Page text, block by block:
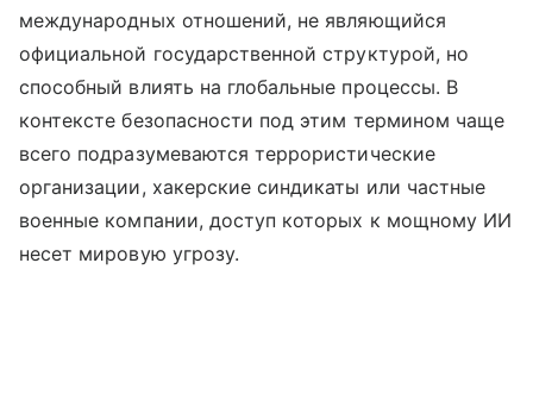
международных отношений, не являющийся
официальной государственной структурой, но
способный влиять на глобальные процессы. В
контексте безопасности под этим термином чаще
всего подразумеваются террористические
организации, хакерские синдикаты или частные
военные компании, доступ которых к мощному ИИ
несет мировую угрозу.